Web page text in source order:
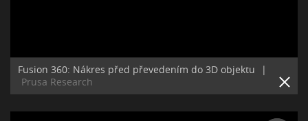
Fusion 360: Nákres před převedením do 3D objektu
|
Prusa Research